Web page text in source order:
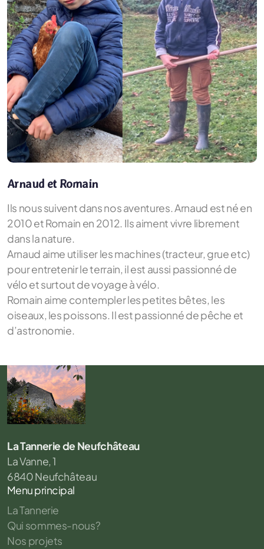
Arnaud et Romain
Ils nous suivent dans nos aventures. Arnaud est né en
2010 et Romain en 2012. Ils aiment vivre librement
dans la nature.
Arnaud aime utiliser les machines (tracteur, grue etc)
pour entretenir le terrain, il est aussi passionné de
vélo et surtout de voyage à vélo.
Romain aime contempler les petites bêtes, les
oiseaux, les poissons. Il est passionné de pêche et
d’astronomie.
La Tannerie de Neufchâteau
La Vanne, 1
6840 Neufchâteau
Menu principal
La Tannerie
Qui sommes-nous?
Nos projets